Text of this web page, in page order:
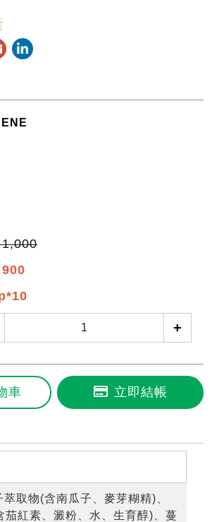
1,000
900
+
車 立即結帳
萃取物(含南瓜子、麥芽糊精)、
茄紅素、澱粉、水、生育醇)、蔓